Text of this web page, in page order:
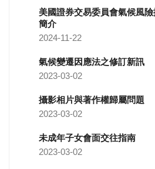
美國證券交易委員會氣候風
簡介
2024-11-22
氣候變遷因應法之修訂新訊
2023-03-02
攝影相片與著作權歸屬問題
2023-03-02
未成年子女會面交往指南
2023-03-02